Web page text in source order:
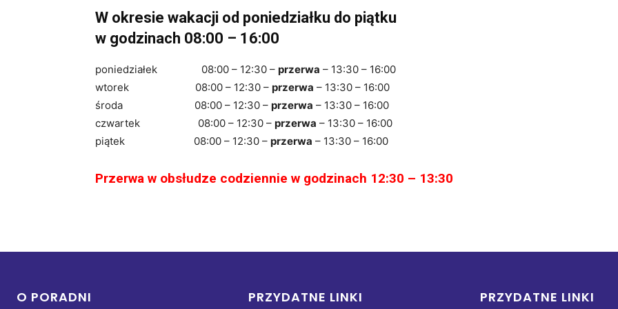
W okresie wakacji od poniedziałku do piątku
w godzinach 08:00 – 16:00
poniedziałek 08:00 – 12:30 – przerwa – 13:30 – 16:00
wtorek 08:00 – 12:30 – przerwa – 13:30 – 16:00
środa 08:00 – 12:30 – przerwa – 13:30 – 16:00
czwartek 08:00 – 12:30 – przerwa – 13:30 – 16:00
piątek 08:00 – 12:30 – przerwa – 13:30 – 16:00
Przerwa w obsłudze codziennie w godzinach 12:30 – 13:30
O PORADNI PRZYDATNE LINKI PRZYDATNE LINKI